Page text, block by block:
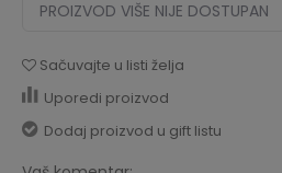
PROIZVOD VIŠE NIJE DOSTUPAN
Sačuvajte u listi želja
Uporedi proizvod
Dodaj proizvod u gift listu